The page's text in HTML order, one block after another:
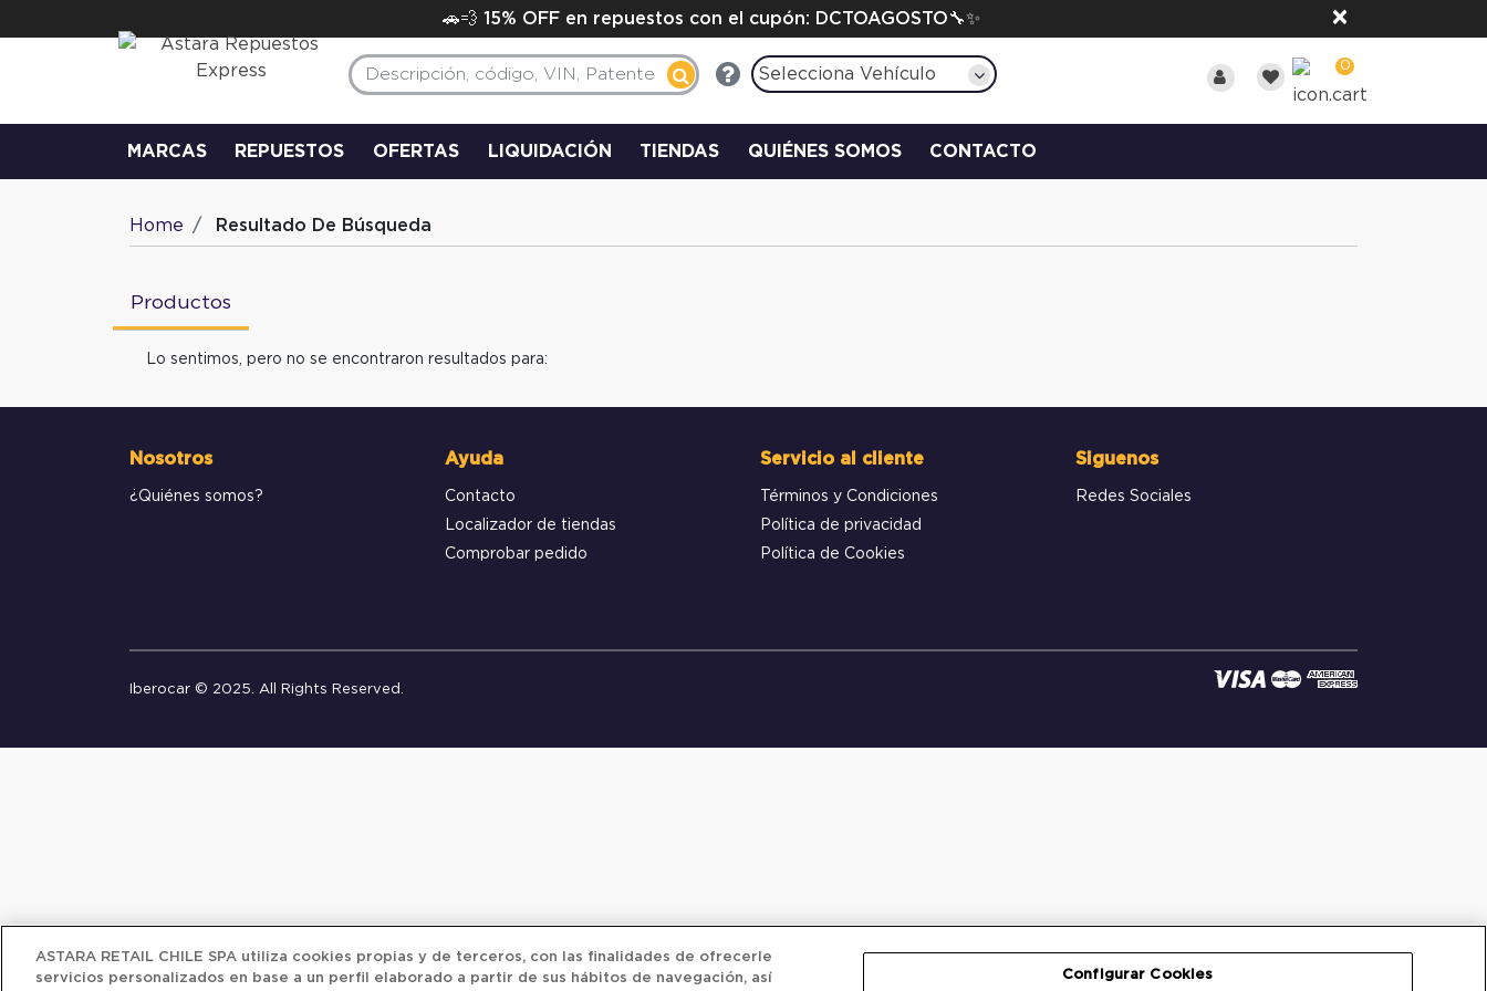
🚗💨 15% OFF en repuestos con el cupón: DCTOAGOSTO🔧✨ ×
Selecciona Vehículo 0
MARCAS REPUESTOS OFERTAS LIQUIDACIÓN TIENDAS QUIÉNES SOMOS CONTACTO
Home Resultado De Búsqueda
Productos
Lo sentimos, pero no se encontraron resultados para:
Nosotros
¿Quiénes somos?
Ayuda
Contacto
Localizador de tiendas
Comprobar pedido
Servicio al cliente
Términos y Condiciones
Política de privacidad
Política de Cookies
Siguenos
Redes Sociales
Iberocar © 2025. All Rights Reserved.
ASTARA RETAIL CHILE SPA utiliza cookies propias y de terceros, con las finalidades de ofrecerle
servicios personalizados en base a un perfil elaborado a partir de sus hábitos de navegación, así
Configurar Cookies